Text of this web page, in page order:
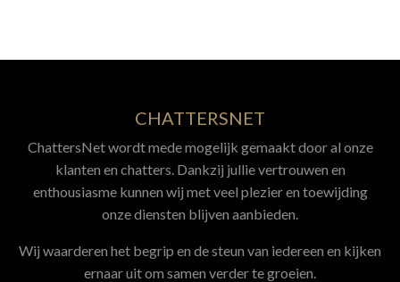
CHATTERSNET
ChattersNet wordt mede mogelijk gemaakt door al onze
klanten en chatters. Dankzij jullie vertrouwen en
enthousiasme kunnen wij met veel plezier en toewijding
onze diensten blijven aanbieden.
Wij waarderen het begrip en de steun van iedereen en kijken
ernaar uit om samen verder te groeien.